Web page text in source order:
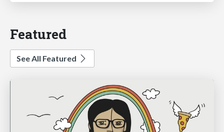
Featured
See All Featured